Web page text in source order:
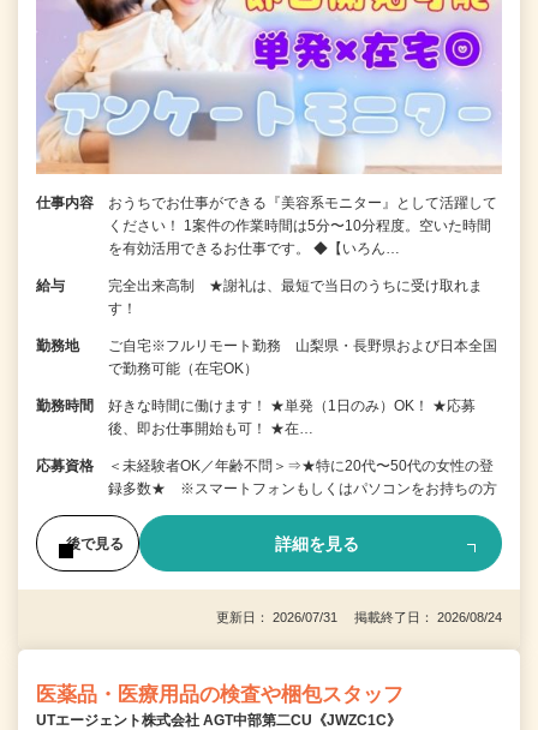
仕事内容
おうちでお仕事ができる『美容系モニター』として活躍して
ください！ 1案件の作業時間は5分〜10分程度。空いた時間
を有効活用できるお仕事です。 ◆【いろん…
給与
完全出来高制 ★謝礼は、最短で当日のうちに受け取れま
す！
勤務地
ご自宅※フルリモート勤務 山梨県・長野県および日本全国
で勤務可能（在宅OK）
勤務時間
好きな時間に働けます！ ★単発（1日のみ）OK！ ★応募
後、即お仕事開始も可！ ★在…
応募資格
＜未経験者OK／年齢不問＞⇒★特に20代〜50代の女性の登
録多数★ ※スマートフォンもしくはパソコンをお持ちの方
後で見る 詳細を見る
更新日： 2026/07/31 掲載終了日： 2026/08/24
医薬品・医療用品の検査や梱包スタッフ
UTエージェント株式会社 AGT中部第二CU《JWZC1C》